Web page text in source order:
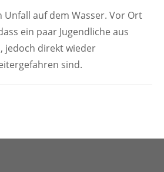
Unfall auf dem Wasser. Vor Ort
ein paar Jugendliche aus
jedoch direkt wieder
sind.